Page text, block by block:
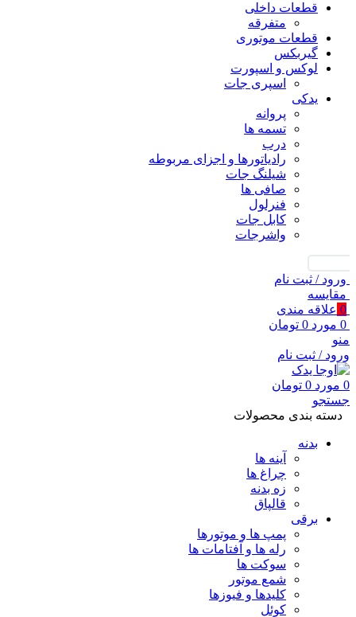
قطعات داخلی
متفرقه
قطعات موتوری
گیربکس
لوکس و اسپورت
اسپری جات
یدکی
پروانه
تسمه ها
درب
رادیاتورها و اجزای مربوطه
شیلنگ جات
صافی ها
فنرلول
کابل جات
واشرجات
ورود / ثبت نام
مقايسه
0 علاقه مندی
0 مورد 0 تومان
منو
ورود / ثبت نام
0 مورد 0 تومان
جستجو
دسته بندی محصولات
بدنه
آینه ها
چراغ ها
زه بدنه
قالپاق
برقی
پمپ ها و موتورها
رله ها و آفتامات ها
سوکت ها
شمع موتور
کلیدها و فیوزها
کوئل